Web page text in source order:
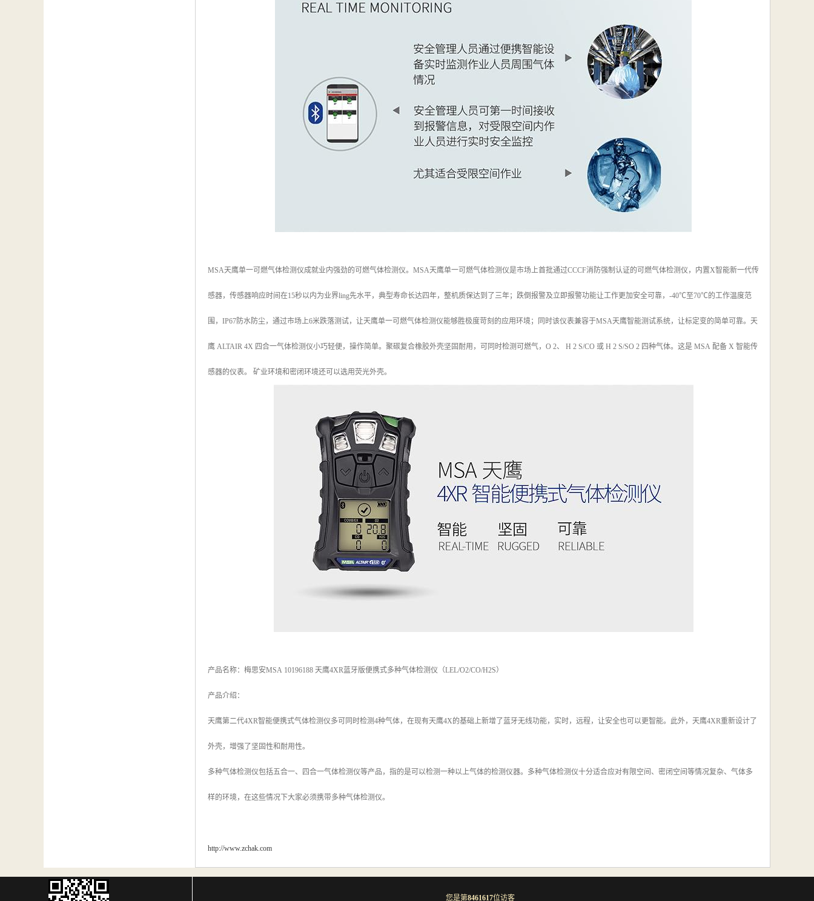
MSA天鹰单一可燃气体检测仪成就业内强劲的可燃气体检测仪。MSA天鹰单一可燃气体检测仪是市场上首批通过CCCF消防强制认证的可燃气体检测仪，内置X智能新一代传
感器，传感器响应时间在15秒以内为业界ling先水平，典型寿命长达四年，整机质保达到了三年；跌倒报警及立即报警功能让工作更加安全可靠，-40℃至70℃的工作温度范
围，IP67防水防尘，通过市场上6米跌落测试，让天鹰单一可燃气体检测仪能够胜极度苛刻的应用环境；同时该仪表兼容于MSA天鹰智能测试系统，让标定变的简单可靠。天
鹰 ALTAIR 4X 四合一气体检测仪小巧轻便，操作简单。聚碳复合橡胶外壳坚固耐用，可同时检测可燃气，O 2、 H 2 S/CO 或 H 2 S/SO 2 四种气体。这是 MSA 配备 X 智能传
感器的仪表。 矿业环境和密闭环境还可以选用荧光外壳。
产品名称：梅思安MSA 10196188 天鹰4XR蓝牙版便携式多种气体检测仪（LEL/O2/CO/H2S）
产品介绍：
天鹰第二代4XR智能便携式气体检测仪多可同时检测4种气体，在现有天鹰4X的基础上新增了蓝牙无线功能，实时，远程，让安全也可以更智能。此外，天鹰4XR重新设计了
外壳，增强了坚固性和耐用性。
多种气体检测仪包括五合一、四合一气体检测仪等产品，指的是可以检测一种以上气体的检测仪器。多种气体检测仪十分适合应对有限空间、密闭空间等情况复杂、气体多
样的环境，在这些情况下大家必须携带多种气体检测仪。
http://www.zchak.com
您是第8461617位访客